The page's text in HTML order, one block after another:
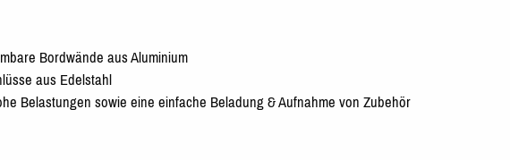
Bordwände aus Aluminium
aus Edelstahl
Belastungen sowie eine einfache Beladung & Aufnahme von Zubehör